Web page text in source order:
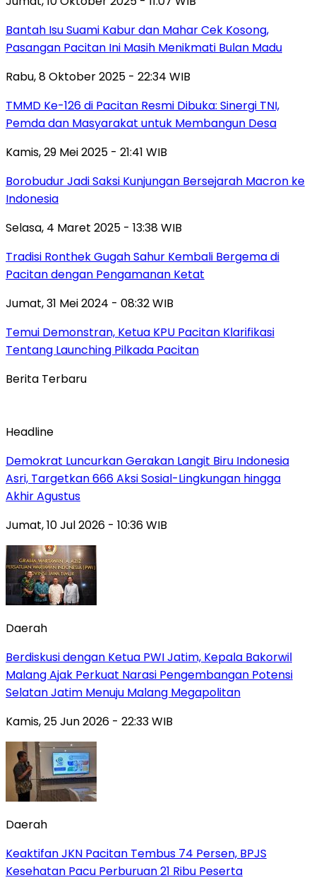
Bantah Isu Suami Kabur dan Mahar Cek Kosong,
Pasangan Pacitan Ini Masih Menikmati Bulan Madu
Rabu, 8 Oktober 2025 - 22:34 WIB
TMMD Ke-126 di Pacitan Resmi Dibuka: Sinergi TNI,
Pemda dan Masyarakat untuk Membangun Desa
Kamis, 29 Mei 2025 - 21:41 WIB
Borobudur Jadi Saksi Kunjungan Bersejarah Macron ke
Indonesia
Selasa, 4 Maret 2025 - 13:38 WIB
Tradisi Ronthek Gugah Sahur Kembali Bergema di
Pacitan dengan Pengamanan Ketat
Jumat, 31 Mei 2024 - 08:32 WIB
Temui Demonstran, Ketua KPU Pacitan Klarifikasi
Tentang Launching Pilkada Pacitan
Berita Terbaru
Headline
Demokrat Luncurkan Gerakan Langit Biru Indonesia
Asri, Targetkan 666 Aksi Sosial-Lingkungan hingga
Akhir Agustus
Jumat, 10 Jul 2026 - 10:36 WIB
Daerah
Berdiskusi dengan Ketua PWI Jatim, Kepala Bakorwil
Malang Ajak Perkuat Narasi Pengembangan Potensi
Selatan Jatim Menuju Malang Megapolitan
Kamis, 25 Jun 2026 - 22:33 WIB
Daerah
Keaktifan JKN Pacitan Tembus 74 Persen, BPJS
Kesehatan Pacu Perburuan 21 Ribu Peserta